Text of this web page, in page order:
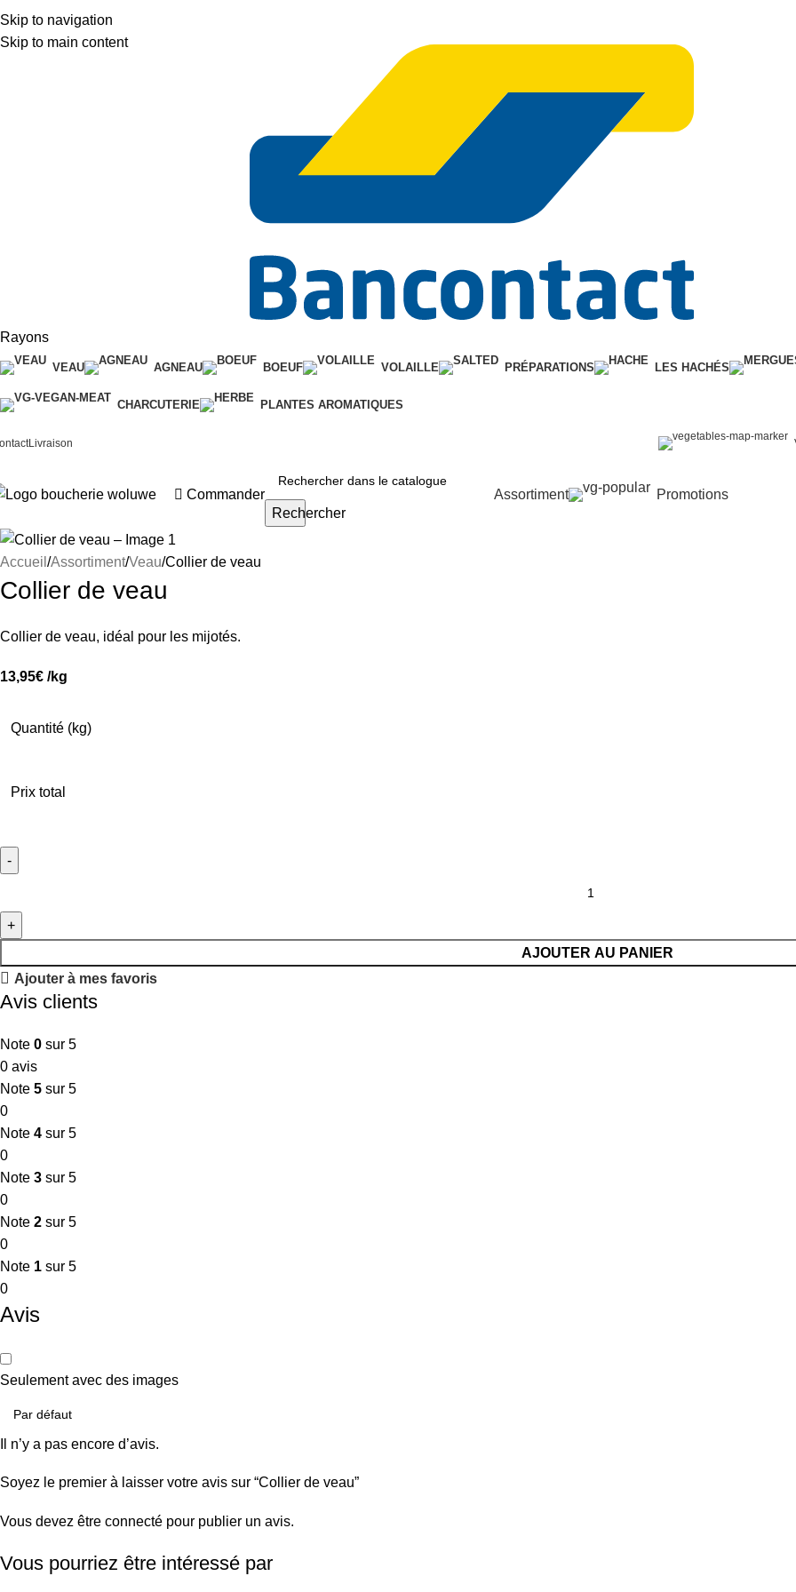
Skip to navigation
Skip to main content
Rayons
VEAU AGNEAU BOEUF VOLAILLE PRÉPARATIONS LES HACHÉS
CHARCUTERIE PLANTES AROMATIQUES
Livraison
Commander
Rechercher
Assortiment Promotions
Accueil Assortiment Veau Collier de veau
Collier de veau
Collier de veau, idéal pour les mijotés.
13,95€ /kg
Quantité (kg)
Prix total
AJOUTER AU PANIER
Ajouter à mes favoris
Avis clients
Note 0 sur 5
0 avis
Note 5 sur 5
0
Note 4 sur 5
0
Note 3 sur 5
0
Note 2 sur 5
0
Note 1 sur 5
0
Avis
Seulement avec des images
Il n’y a pas encore d’avis.
Soyez le premier à laisser votre avis sur “Collier de veau”
Vous devez être connecté pour publier un avis.
Vous pourriez être intéressé par